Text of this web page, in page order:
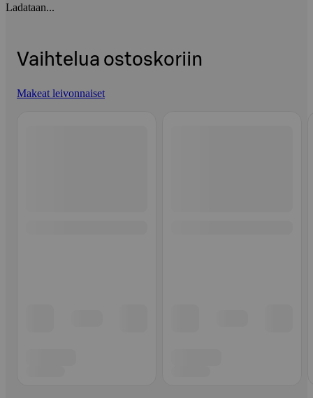
Ladataan...
Vaihtelua ostoskoriin
Makeat leivonnaiset